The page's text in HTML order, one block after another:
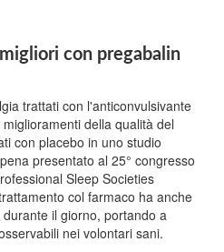
con pregabalin
trattati con l'anticonvulsivante
della qualità del
con placebo in uno studio
presentato al 25° congresso
Sleep Societies
col farmaco ha anche
il giorno, portando a
nei volontari sani.